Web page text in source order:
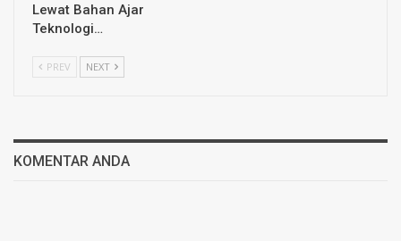
Lewat Bahan Ajar
Teknologi…
PREV NEXT
KOMENTAR ANDA